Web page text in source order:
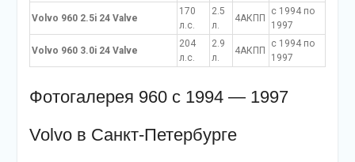
Volvo 960 2.5i 24 Valve
170
л.с.
2.5
л.
4АКПП
c 1994 по
1997
Volvo 960 3.0i 24 Valve
204
л.с.
2.9
л.
4АКПП
c 1994 по
1997
Фотогалерея 960 с 1994 — 1997
Volvo в Санкт-Петербурге